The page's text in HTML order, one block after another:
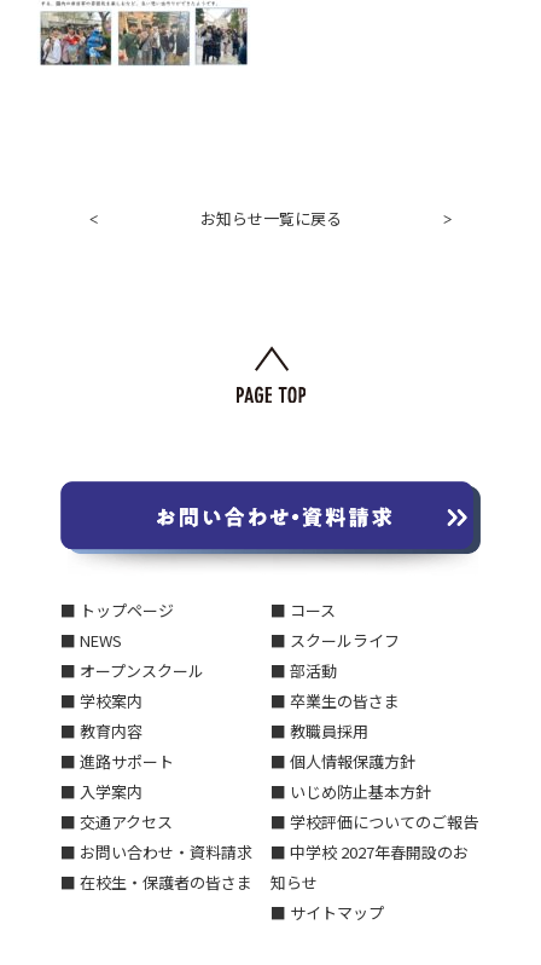
< お知らせ一覧に戻る >
■ トップページ
■ NEWS
■ オープンスクール
■ 学校案内
■ 教育内容
■ 進路サポート
■ 入学案内
■ 交通アクセス
■ お問い合わせ・資料請求
■ 在校生・保護者の皆さま
■ コース
■ スクールライフ
■ 部活動
■ 卒業生の皆さま
■ 教職員採用
■ 個人情報保護方針
■ いじめ防止基本方針
■ 学校評価についてのご報告
■ 中学校 2027年春開設のお
知らせ
■ サイトマップ